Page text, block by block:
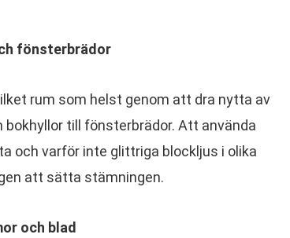
fönsterbrädor
rum som helst genom att dra nytta av
bokhyllor till fönsterbrädor. Att använda
och varför inte glittriga blockljus i olika
att sätta stämningen.
och blad